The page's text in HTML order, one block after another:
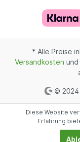
* Alle Preise
Versandkosten
© 2024
Diese Website
Erfahrung